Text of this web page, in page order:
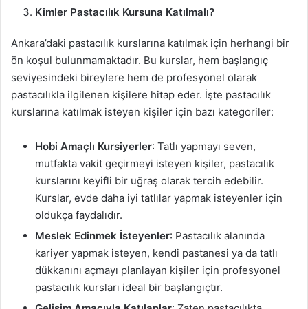
Kimler Pastacılık Kursuna Katılmalı?
Ankara’daki pastacılık kurslarına katılmak için herhangi bir
ön koşul bulunmamaktadır. Bu kurslar, hem başlangıç
seviyesindeki bireylere hem de profesyonel olarak
pastacılıkla ilgilenen kişilere hitap eder. İşte pastacılık
kurslarına katılmak isteyen kişiler için bazı kategoriler:
Hobi Amaçlı Kursiyerler: Tatlı yapmayı seven,
mutfakta vakit geçirmeyi isteyen kişiler, pastacılık
kurslarını keyifli bir uğraş olarak tercih edebilir.
Kurslar, evde daha iyi tatlılar yapmak isteyenler için
oldukça faydalıdır.
Meslek Edinmek İsteyenler: Pastacılık alanında
kariyer yapmak isteyen, kendi pastanesi ya da tatlı
dükkanını açmayı planlayan kişiler için profesyonel
pastacılık kursları ideal bir başlangıçtır.